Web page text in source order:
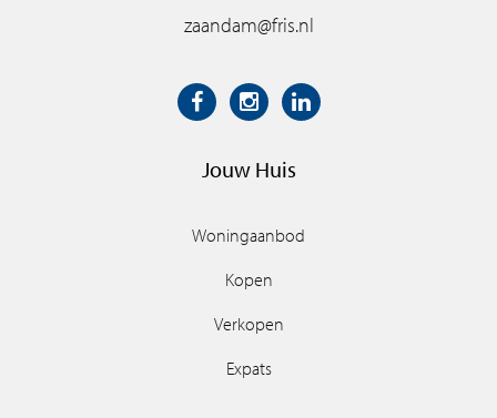
zaandam@fris.nl
Jouw Huis
Woningaanbod
Kopen
Verkopen
Expats